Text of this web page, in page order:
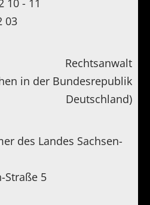
10 - 11
03
Rechtsanwalt
in der Bundesrepublik
Deutschland)
des Landes Sachsen-
Straße 5